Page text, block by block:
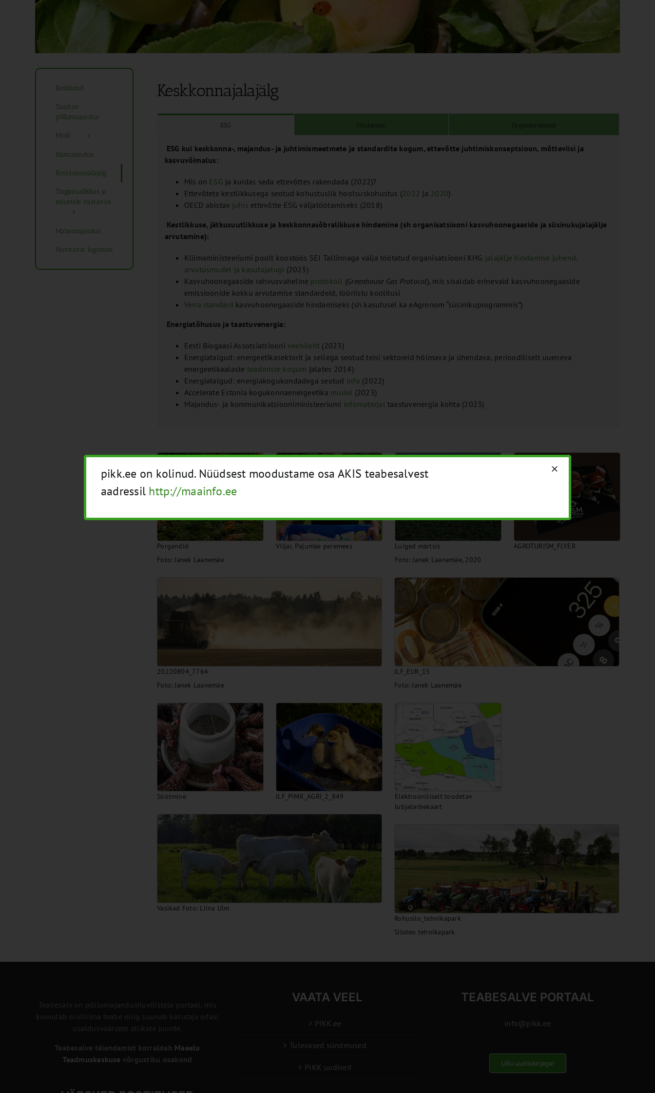
Keskkond
Taastav
põllumajandus
Muld
Biomajandus
Keskkonnajalajälg
Tingimuslikkus ja
nõuetele vastavus
Mahemajandus
Huvitavat lugemist
Keskkonnajalajälg
ESG Hindamine Organisatsioonid
ESG kui keskkonna-, majandus- ja juhtimismeetmete ja standardite kogum, ettevõtte juhtimiskonseptsioon, mõtteviisi ja
kasvuvõimalus:
Mis on ESG ja kuidas seda ettevõttes rakendada (2022)?
Ettevõtete kestlikkusega seotud kohustuslik hoolsuskohustus (2022 ja 2020)
OECD abistav juhis ettevõtte ESG väljatöötamiseks (2018)
Kestlikkuse, jätkusuutlikkuse ja keskkonnasõbralikkuse hindamine (sh organisatsiooni kasvuhoonegaaside ja süsinukujalajälje
arvutamine):
Kliimaministeeriumi poolt koostöös SEI Tallinnaga välja töötatud organisatsiooni KHG jalajälje hindamise juhend,
arvutusmudel ja kasutajatugi (2023)
Kasvuhoonegaaside rahvusvaheline protokoll (Greenhouse Gas Protocol), mis sisaldab erinevaid kasvuhoonegaaside
emissioonide kokku arvutamise standardeid, tööriistu koolitusi
Verra standard kasvuhoonegaaside hindamiseks (sh kasutusel ka eAgronom “süsinikuprogrammis”)
Energiatõhusus ja taastuvenergia:
Eesti Biogaasi Assotsiatsiooni veebileht (2023)
Energiatalgud: energeetikasektorit ja sellega seotud teisi sektoreid hõlmava ja ühendava, perioodiliselt uueneva
energeetikaalaste teadmiste kogum (alates 2014)
Energiatalgud: energiakogukondadega seotud info (2022)
Accelerate Estonia kogukonnaenergeetika mudel (2023)
Majandus- ja kommunikatsiooniministeeriumi infomaterjal taastuvenergia kohta (2023)
Porgandid
Foto: Janek Laanemäe
Viljar, Pajumäe peremees
Luiged märtsis
Foto: Janek Laanemäe, 2020
20220804_7764
Foto: Janek Laanemäe
JLF_EUR_15
Foto: Janek Laanemäe
AGROTURISM_FLYER
Söötmine JLF_PiMK_AGRI_2_849
Elektrooniliselt toodetav
lubjatarbekaart
Vasikad Foto: Liina Ulm
Rohusilo_tehnikapark
Siloteo tehnikapark
Teabesalv on põllumajandushuvilistele portaal, mis
koondab olulisima teabe ning suunab kasutaja edasi
usaldusväärsete allikate juurde.
Teabesalve täiendamist korraldab Maaelu
Teadmuskeskuse võrgustiku osakond
VAATA VEEL
PIKK.ee
Tulevased sündmused
PIKK uudised
TEABESALVE PORTAAL
info@pikk.ee
Liitu uudiskirjaga!
pikk.ee on kolinud. Nüüdsest moodustame osa AKIS teabesalvest
aadressil http://maainfo.ee